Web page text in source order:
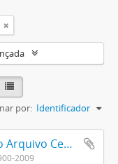
por: Identificador
Acervo Fotográfico do Arquivo Central Histórico da UFV
2009